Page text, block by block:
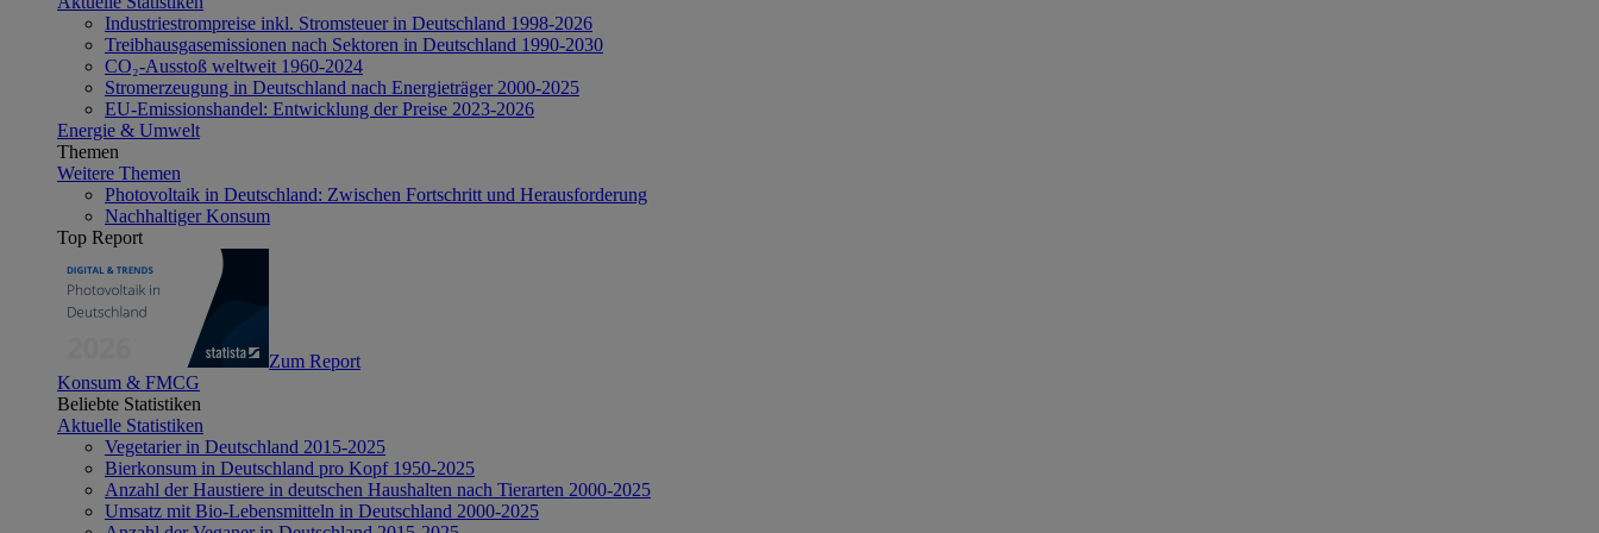
Industriestrompreise inkl. Stromsteuer in Deutschland 1998-2026
Treibhausgasemissionen nach Sektoren in Deutschland 1990-2030
CO₂-Ausstoß weltweit 1960-2024
Stromerzeugung in Deutschland nach Energieträger 2000-2025
EU-Emissionshandel: Entwicklung der Preise 2023-2026
Energie & Umwelt
Themen
Weitere Themen
Photovoltaik in Deutschland: Zwischen Fortschritt und Herausforderung
Nachhaltiger Konsum
Top Report
Zum Report
Konsum & FMCG
Beliebte Statistiken
Aktuelle Statistiken
Vegetarier in Deutschland 2015-2025
Bierkonsum in Deutschland pro Kopf 1950-2025
Anzahl der Haustiere in deutschen Haushalten nach Tierarten 2000-2025
Umsatz mit Bio-Lebensmitteln in Deutschland 2000-2025